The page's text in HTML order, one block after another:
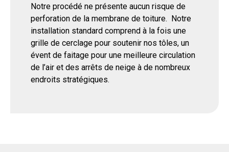
Notre procédé ne présente aucun risque de
perforation de la membrane de toiture. Notre
installation standard comprend à la fois une
grille de cerclage pour soutenir nos tôles, un
évent de faitage pour une meilleure circulation
de l’air et des arrêts de neige à de nombreux
endroits stratégiques.